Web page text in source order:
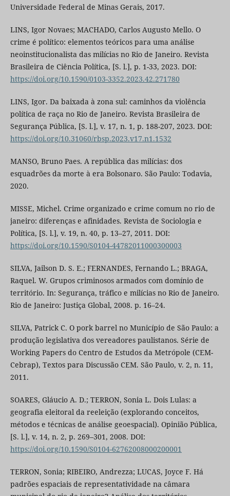
Universidade Federal de Minas Gerais, 2017.
LINS, Igor Novaes; MACHADO, Carlos Augusto Mello. O
crime é político: elementos teóricos para uma análise
neoinstitucionalista das milícias no Rio de Janeiro. Revista
Brasileira de Ciência Política, [S. l.], p. 1-33, 2023. DOI:
https://doi.org/10.1590/0103-3352.2023.42.271780
LINS, Igor. Da baixada à zona sul: caminhos da violência
política de raça no Rio de Janeiro. Revista Brasileira de
Segurança Pública, [S. l.], v. 17, n. 1, p. 188-207, 2023. DOI:
https://doi.org/10.31060/rbsp.2023.v17.n1.1532
MANSO, Bruno Paes. A república das milícias: dos
esquadrões da morte à era Bolsonaro. São Paulo: Todavia,
2020.
MISSE, Michel. Crime organizado e crime comum no rio de
janeiro: diferenças e afinidades. Revista de Sociologia e
Política, [S. l.], v. 19, n. 40, p. 13–27, 2011. DOI:
https://doi.org/10.1590/S0104-44782011000300003
SILVA, Jailson D. S. E.; FERNANDES, Fernando L.; BRAGA,
Raquel. W. Grupos criminosos armados com domínio de
território. In: Segurança, tráfico e milícias no Rio de Janeiro.
Rio de Janeiro: Justiça Global, 2008. p. 16–24.
SILVA, Patrick C. O pork barrel no Município de São Paulo: a
produção legislativa dos vereadores paulistanos. Série de
Working Papers do Centro de Estudos da Metrópole (CEM-
Cebrap), Textos para Discussão CEM. São Paulo, v. 2, n. 11,
2011.
SOARES, Gláucio A. D.; TERRON, Sonia L. Dois Lulas: a
geografia eleitoral da reeleição (explorando conceitos,
métodos e técnicas de análise geoespacial). Opinião Pública,
[S. l.], v. 14, n. 2, p. 269–301, 2008. DOI:
https://doi.org/10.1590/S0104-62762008000200001
TERRON, Sonia; RIBEIRO, Andrezza; LUCAS, Joyce F. Há
padrões espaciais de representatividade na câmara